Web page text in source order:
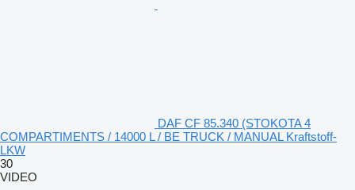
DAF CF 85.340 (STOKOTA 4
COMPARTIMENTS / 14000 L / BE TRUCK / MANUAL Kraftstoff-
LKW
30
VIDEO